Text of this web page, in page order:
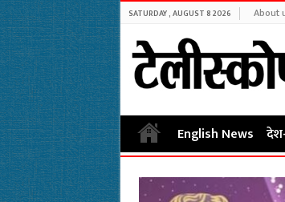
SATURDAY , AUGUST 8 2026 About
English News